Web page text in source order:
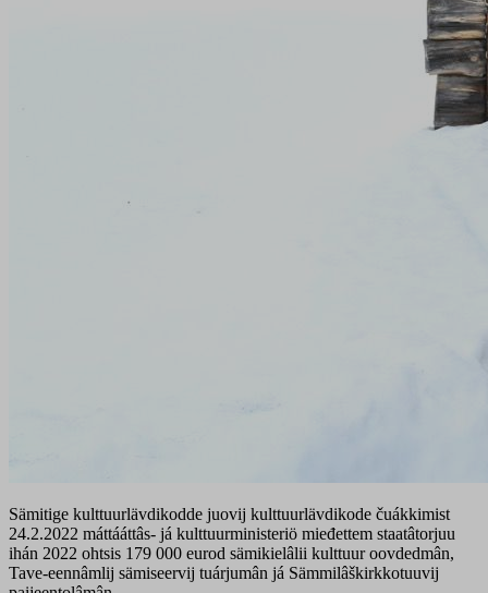
Sämitige kulttuurlävdikodde juovij kulttuurlävdikode čuákkimist
24.2.2022 máttááttâs- já kulttuurministeriö mieđettem staatâtorjuu
ihán 2022 ohtsis 179 000 eurod sämikielâlii kulttuur oovdedmân,
Tave-eennâmlij sämiseervij tuárjumân já Sämmilâškirkkotuuvij